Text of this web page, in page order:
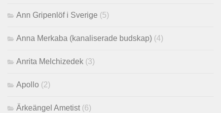
Ann Gripenlöf i Sverige (5)
Anna Merkaba (kanaliserade budskap) (4)
Anrita Melchizedek (3)
Apollo (2)
Ärkeängel Ametist (6)